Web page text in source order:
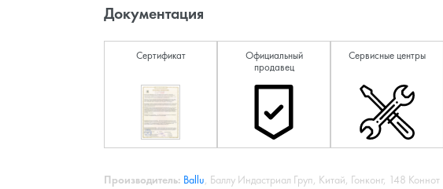
Документация
Сертификат
Официальный
продавец
Сервисные центры
Производитель: Ballu, Баллу Индастриал Груп, Китай, Гонконг, 148 Коннот